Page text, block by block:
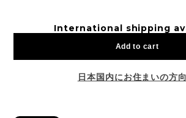
International shipping
Add to cart
日本国内にお住まいの方